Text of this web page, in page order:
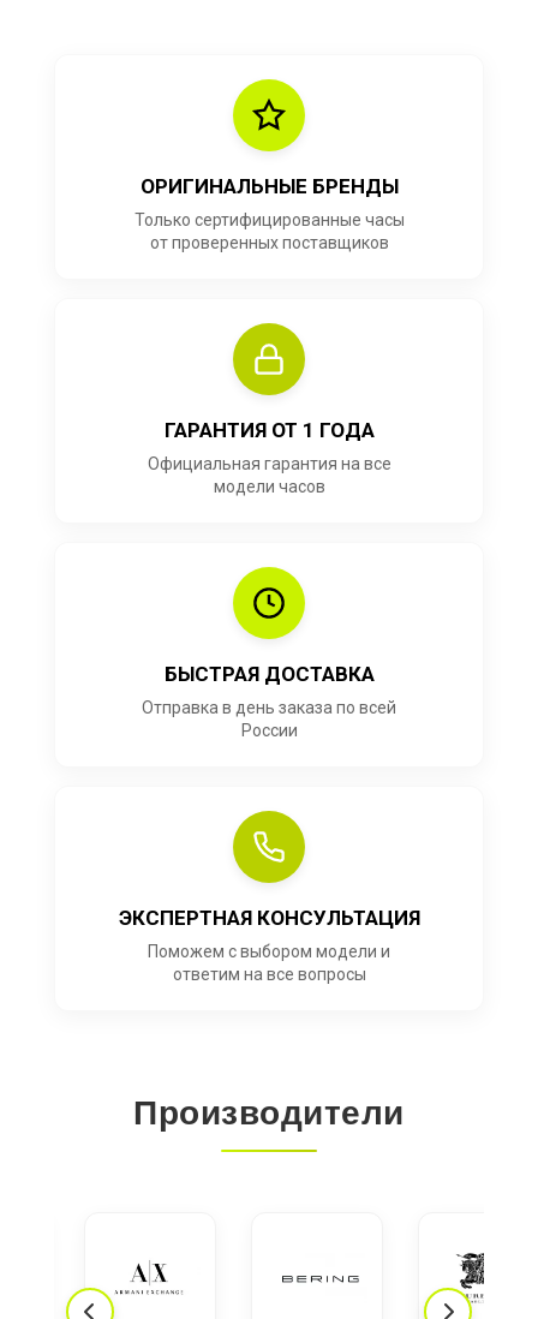
ОРИГИНАЛЬНЫЕ БРЕНДЫ
Только сертифицированные часы
от проверенных поставщиков
ГАРАНТИЯ ОТ 1 ГОДА
Официальная гарантия на все
модели часов
БЫСТРАЯ ДОСТАВКА
Отправка в день заказа по всей
России
ЭКСПЕРТНАЯ КОНСУЛЬТАЦИЯ
Поможем с выбором модели и
ответим на все вопросы
Производители